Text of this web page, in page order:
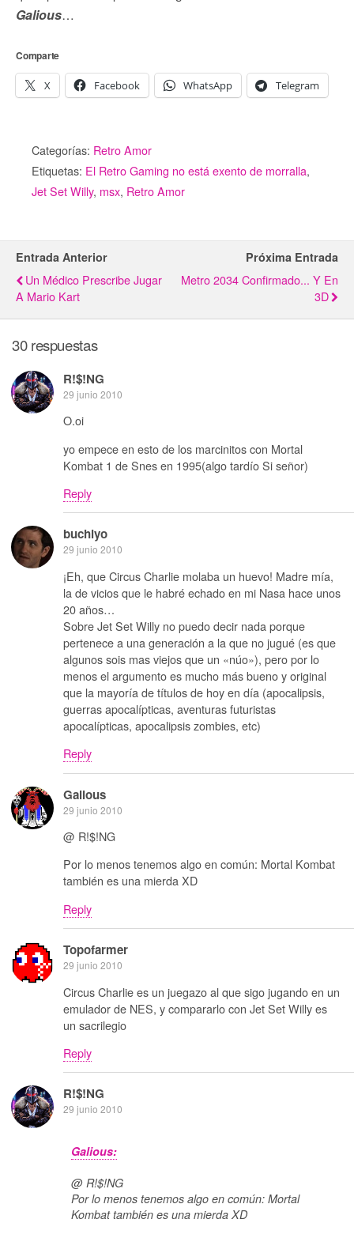
Galious…
Comparte
X Facebook WhatsApp Telegram
Categorías: Retro Amor
Etiquetas: El Retro Gaming no está exento de morralla,
Jet Set Willy, msx, Retro Amor
Entrada Anterior
Un Médico Prescribe Jugar
A Mario Kart
Próxima Entrada
Metro 2034 Confirmado... Y En
3D
30 respuestas
R!$!NG
29 junio 2010
O.oi
yo empece en esto de los marcinitos con Mortal
Kombat 1 de Snes en 1995(algo tardío Si señor)
Reply
buchiyo
29 junio 2010
¡Eh, que Circus Charlie molaba un huevo! Madre mía,
la de vicios que le habré echado en mi Nasa hace unos
20 años…
Sobre Jet Set Willy no puedo decir nada porque
pertenece a una generación a la que no jugué (es que
algunos sois mas viejos que un «núo»), pero por lo
menos el argumento es mucho más bueno y original
que la mayoría de títulos de hoy en día (apocalipsis,
guerras apocalípticas, aventuras futuristas
apocalípticas, apocalipsis zombies, etc)
Reply
Galious
29 junio 2010
@ R!$!NG
Por lo menos tenemos algo en común: Mortal Kombat
también es una mierda XD
Reply
Topofarmer
29 junio 2010
Circus Charlie es un juegazo al que sigo jugando en un
emulador de NES, y compararlo con Jet Set Willy es
un sacrilegio
Reply
R!$!NG
29 junio 2010
Galious:
@ R!$!NG
Por lo menos tenemos algo en común: Mortal
Kombat también es una mierda XD